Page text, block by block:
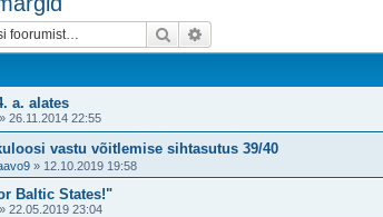
Otsi
a. alates
» 26.11.2014 22:55
vastu võitlemise sihtasutus 39/40
» 12.10.2019 19:58
Baltic States!"
» 22.05.2019 23:04